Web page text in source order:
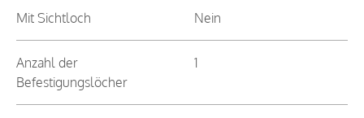
Mit Sichtloch Nein
Anzahl der
Befestigungslöcher
1